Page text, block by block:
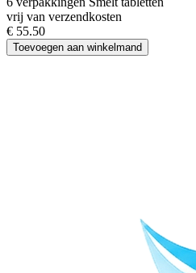
vrij van verzendkosten
€ 55.50
Toevoegen aan winkelmand